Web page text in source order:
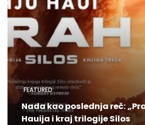
FEATURED
Nada kao poslednja reč:
Hauija i kraj trilogije Silos